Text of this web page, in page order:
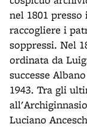
nel 1801
raccogliere i
soppressi. Nel
ordinata da
successe
1943. Tra gli
Luciano